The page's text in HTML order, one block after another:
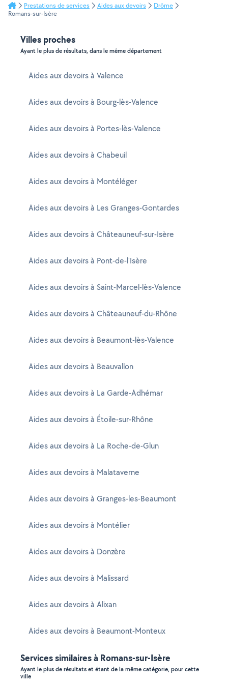
Prestations de services Aides aux devoirs
Drôme
Romans-sur-Isère
Villes proches
Ayant le plus de résultats, dans le même département
Aides aux devoirs à Valence
Aides aux devoirs à Bourg-lès-Valence
Aides aux devoirs à Portes-lès-Valence
Aides aux devoirs à Chabeuil
Aides aux devoirs à Montéléger
Aides aux devoirs à Les Granges-Gontardes
Aides aux devoirs à Châteauneuf-sur-Isère
Aides aux devoirs à Pont-de-l'Isère
Aides aux devoirs à Saint-Marcel-lès-Valence
Aides aux devoirs à Châteauneuf-du-Rhône
Aides aux devoirs à Beaumont-lès-Valence
Aides aux devoirs à Beauvallon
Aides aux devoirs à La Garde-Adhémar
Aides aux devoirs à Étoile-sur-Rhône
Aides aux devoirs à La Roche-de-Glun
Aides aux devoirs à Malataverne
Aides aux devoirs à Granges-les-Beaumont
Aides aux devoirs à Montélier
Aides aux devoirs à Donzère
Aides aux devoirs à Malissard
Aides aux devoirs à Alixan
Aides aux devoirs à Beaumont-Monteux
Services similaires à Romans-sur-Isère
Ayant le plus de résultats et étant de la même catégorie, pour cette
ville